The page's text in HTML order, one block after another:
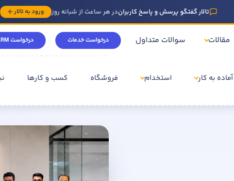
تالار گفتگو پرسش و پاسخ کاربراندر هر ساعت از شبانه روز ورود به تالار
مقالات سوالات متداول درخواست خدمات درخواست CRM
آماده به کار استخدام فروشگاه کسب و کارها